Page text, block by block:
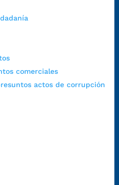
comerciales
actos de corrupción
actos de corrupción:
gobierno-ciudadanos-
disciplinario/